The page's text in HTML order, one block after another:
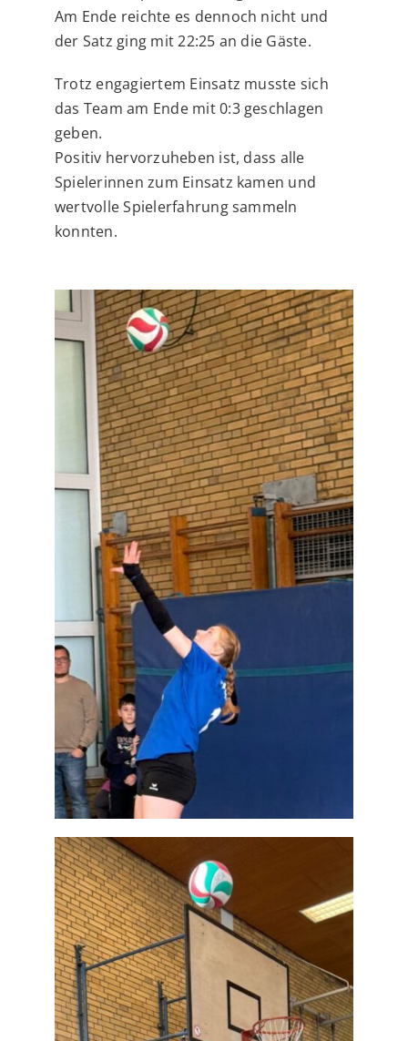
Am Ende reichte es dennoch nicht und
der Satz ging mit 22:25 an die Gäste.
Trotz engagiertem Einsatz musste sich
das Team am Ende mit 0:3 geschlagen
geben.
Positiv hervorzuheben ist, dass alle
Spielerinnen zum Einsatz kamen und
wertvolle Spielerfahrung sammeln
konnten.